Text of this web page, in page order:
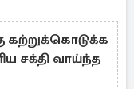
கற்றுக்கொடுக்க
சக்தி வாய்ந்த